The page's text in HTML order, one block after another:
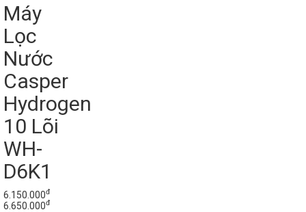
Máy
Lọc
Nước
Casper
Hydrogen
10 Lõi
WH-
D6K1
6.150.000đ
6.650.000đ